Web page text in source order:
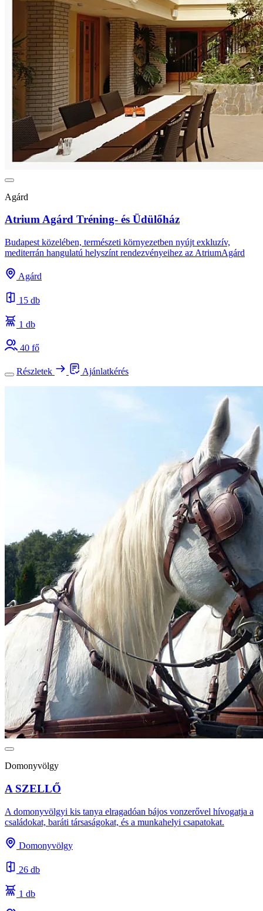
Agárd
Atrium Agárd Tréning- és Üdülőház
Budapest közelében, természeti környezetben nyújt exkluzív,
mediterrán hangulatú helyszínt rendezvényeihez az AtriumAgárd
Agárd
15 db
1 db
40 fő
Részletek Ajánlatkérés
Domonyvölgy
A SZELLŐ
A domonyvölgyi kis tanya elragadóan bájos vonzerővel hívogatja a
családokat, baráti társaságokat, és a munkahelyi csapatokat.
Domonyvölgy
26 db
1 db